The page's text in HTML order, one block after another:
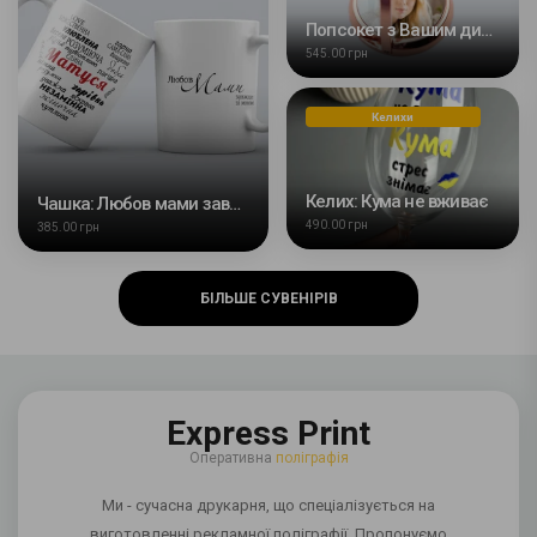
Чашка: Любов мами завжди зі мною
385.00 грн
Попсокет з Вашим дизайном
545.00 грн
Келихи
Келих: Кума не вживає
490.00 грн
БІЛЬШЕ СУВЕНІРІВ
Express Print
Оперативна поліграфія
Ми - сучасна друкарня, що спеціалізується на